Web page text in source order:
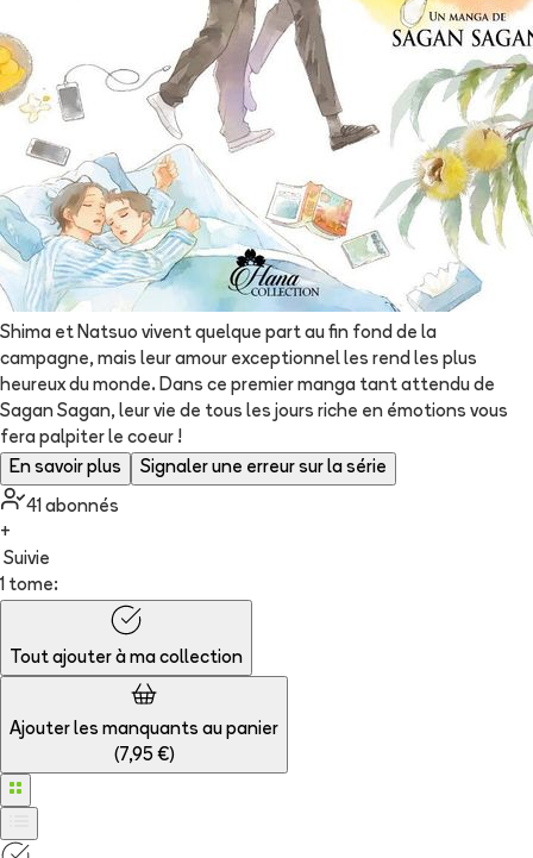
Shima et Natsuo vivent quelque part au fin fond de la
campagne, mais leur amour exceptionnel les rend les plus
heureux du monde. Dans ce premier manga tant attendu de
Sagan Sagan, leur vie de tous les jours riche en émotions vous
fera palpiter le coeur !
En savoir plus
Signaler une erreur sur la série
41 abonnés
+
Suivie
1 tome:
Tout ajouter à ma collection
Ajouter les manquants au panier
(7,95 €)